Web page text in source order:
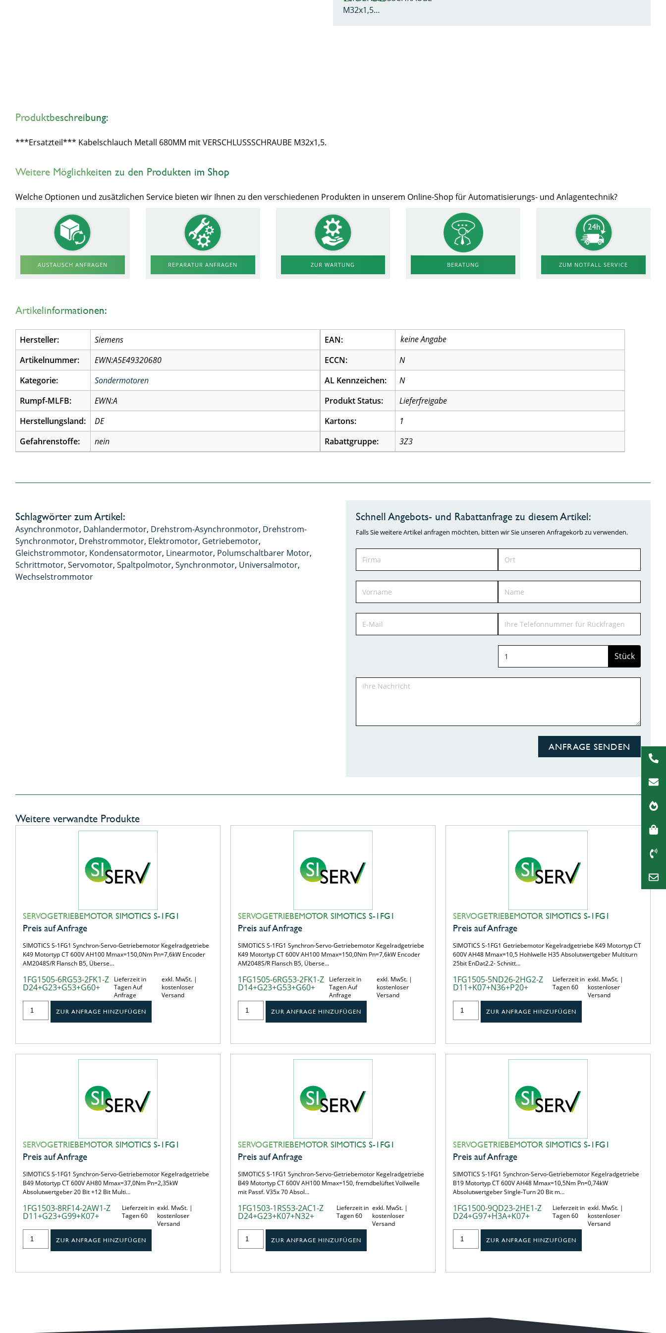
M32x1,5…
Produktbeschreibung:
***Ersatzteil*** Kabelschlauch Metall 680MM mit VERSCHLUSSSCHRAUBE M32x1,5.
Weitere Möglichkeiten zu den Produkten im Shop
Welche Optionen und zusätzlichen Service bieten wir Ihnen zu den verschiedenen Produkten in unserem Online-Shop für Automatisierungs- und Anlagentechnik?
AUSTAUSCH ANFRAGEN REPARATUR ANFRAGEN ZUR WARTUNG BERATUNG ZUM NOTFALL SERVICE
Artikelinformationen:
Hersteller:
Siemens
Artikelnummer:
EWN:A5E49320680
Kategorie:
Sondermotoren
Rumpf-MLFB:
EWN:A
Herstellungsland:
DE
Gefahrenstoffe:
nein
EAN:
ECCN:
N
AL Kennzeichen:
N
Produkt Status:
Lieferfreigabe
Kartons:
1
Rabattgruppe:
3Z3
Schlagwörter zum Artikel:
Asynchronmotor, Dahlandermotor, Drehstrom-Asynchronmotor, Drehstrom-
Synchronmotor, Drehstrommotor, Elektromotor, Getriebemotor,
Gleichstrommotor, Kondensatormotor, Linearmotor, Polumschaltbarer Motor,
Schrittmotor,Servomotor,Spaltpolmotor,Synchronmotor, Universalmotor,
Wechselstrommotor
Schnell Angebots- und Rabattanfrage zu diesem Artikel:
Falls Sie weitere Artikel anfragen möchten, bitten wir Sie unseren Anfragekorb zu verwenden.
Stück
ANFRAGE SENDEN
Weitere verwandte Produkte
SERVOGETRIEBEMOTOR SIMOTICS S-1FG1
Preis auf Anfrage
SIMOTICS S-1FG1 Synchron-Servo-Getriebemotor Kegelradgetriebe
K49 Motortyp CT 600V AH100 Mmax=150,0Nm Pn=7,6kW Encoder
AM2048S/R Flansch B5, Überse…
1FG1505-6RG53-2FK1-Z
D24+G23+G53+G60+
Lieferzeit in
Tagen Auf
Anfrage
exkl. MwSt. |
kostenloser
Versand
ZUR ANFRAGE HINZUFÜGEN
SERVOGETRIEBEMOTOR SIMOTICS S-1FG1
Preis auf Anfrage
SIMOTICS S-1FG1 Synchron-Servo-Getriebemotor Kegelradgetriebe
K49 Motortyp CT 600V AH100 Mmax=150,0Nm Pn=7,6kW Encoder
AM2048S/R Flansch B5, Überse…
1FG1505-6RG53-2FK1-Z
D14+G23+G53+G60+
Lieferzeit in
Tagen Auf
Anfrage
exkl. MwSt. |
kostenloser
Versand
ZUR ANFRAGE HINZUFÜGEN
SERVOGETRIEBEMOTOR SIMOTICS S-1FG1
Preis auf Anfrage
SIMOTICS S-1FG1 Getriebemotor Kegelradgetriebe K49 Motortyp CT
600V AH48 Mmax=10,5 Hohlwelle H35 Absolutwertgeber Multiturn
25bit EnDat2.2- Schnitt…
1FG1505-5ND26-2HG2-Z
D11+K07+N36+P20+
Lieferzeit in
Tagen 60
exkl. MwSt. |
kostenloser
Versand
ZUR ANFRAGE HINZUFÜGEN
SERVOGETRIEBEMOTOR SIMOTICS S-1FG1
Preis auf Anfrage
SIMOTICS S-1FG1 Synchron-Servo-Getriebemotor Kegelradgetriebe
B49 Motortyp CT 600V AH80 Mmax=37,0Nm Pn=2,35kW
Absolutwertgeber 20 Bit +12 Bit Multi…
1FG1503-8RF14-2AW1-Z
D11+G23+G99+K07+
Lieferzeit in
Tagen 60
exkl. MwSt. |
kostenloser
Versand
ZUR ANFRAGE HINZUFÜGEN
SERVOGETRIEBEMOTOR SIMOTICS S-1FG1
Preis auf Anfrage
SIMOTICS S-1FG1 Synchron-Servo-Getriebemotor Kegelradgetriebe
B49 Motortyp CT 600V AH100 Mmax=150, fremdbelüftet Vollwelle
mit Passf. V35x 70 Absol…
1FG1503-1RS53-2AC1-Z
D24+G23+K07+N32+
Lieferzeit in
Tagen 60
exkl. MwSt. |
kostenloser
Versand
ZUR ANFRAGE HINZUFÜGEN
SERVOGETRIEBEMOTOR SIMOTICS S-1FG1
Preis auf Anfrage
SIMOTICS S-1FG1 Synchron-Servo-Getriebemotor Kegelradgetriebe
B19 Motortyp CT 600V AH48 Mmax=10,5Nm Pn=0,74kW
Absolutwertgeber Single-Turn 20 Bit m…
1FG1500-9QD23-2HE1-Z
D24+G97+H3A+K07+
Lieferzeit in
Tagen 60
exkl. MwSt. |
kostenloser
Versand
ZUR ANFRAGE HINZUFÜGEN